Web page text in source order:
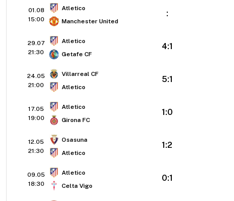
01.08
15:00
Atletico
Manchester United
:
29.07
21:30
Atletico
Getafe CF
4:1
24.05
21:00
Villarreal CF
Atletico
5:1
17.05
19:00
Atletico
Girona FC
1:0
12.05
21:30
Osasuna
Atletico
1:2
09.05
18:30
Atletico
Celta Vigo
0:1